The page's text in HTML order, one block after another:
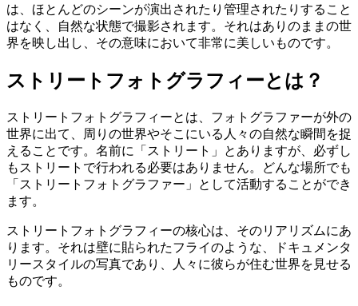
は、ほとんどのシーンが演出されたり管理されたりすること
はなく、自然な状態で撮影されます。それはありのままの世
界を映し出し、その意味において非常に美しいものです。
ストリートフォトグラフィーとは？
ストリートフォトグラフィーとは、フォトグラファーが外の
世界に出て、周りの世界やそこにいる人々の自然な瞬間を捉
えることです。名前に「ストリート」とありますが、必ずし
もストリートで行われる必要はありません。どんな場所でも
「ストリートフォトグラファー」として活動することができ
ます。
ストリートフォトグラフィーの核心は、そのリアリズムにあ
ります。それは壁に貼られたフライのような、ドキュメンタ
リースタイルの写真であり、人々に彼らが住む世界を見せる
ものです。